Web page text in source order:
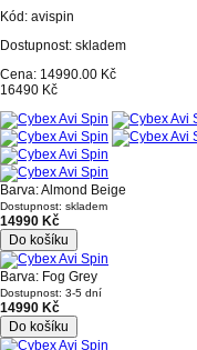
Kód: avispin
Dostupnost: skladem
Cena: 14990.00 Kč
16490 Kč
Barva: Almond Beige
Dostupnost: skladem
14990 Kč
Do košíku
Barva: Fog Grey
Dostupnost: 3-5 dní
14990 Kč
Do košíku